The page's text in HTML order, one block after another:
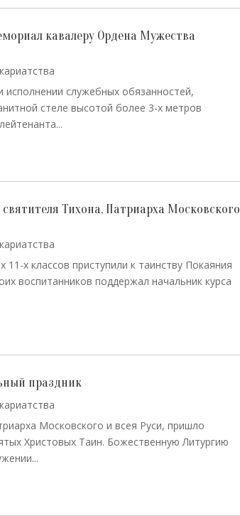
кавалеру Ордена Мужества
служебных обязанностей,
стеле высотой более 3-х метров
Тихона, Патриарха Московского
х классов приступили к таинству Покаяния
воспитанников поддержал начальник курса
праздник
Московского и всея Руси, пришло
Христовых Таин. Божественную Литургию